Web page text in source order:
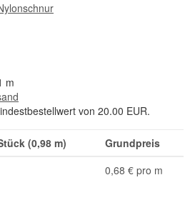
m
von 20.00 EUR.
(0,98 m)
Grundpreis
0,68 € pro m